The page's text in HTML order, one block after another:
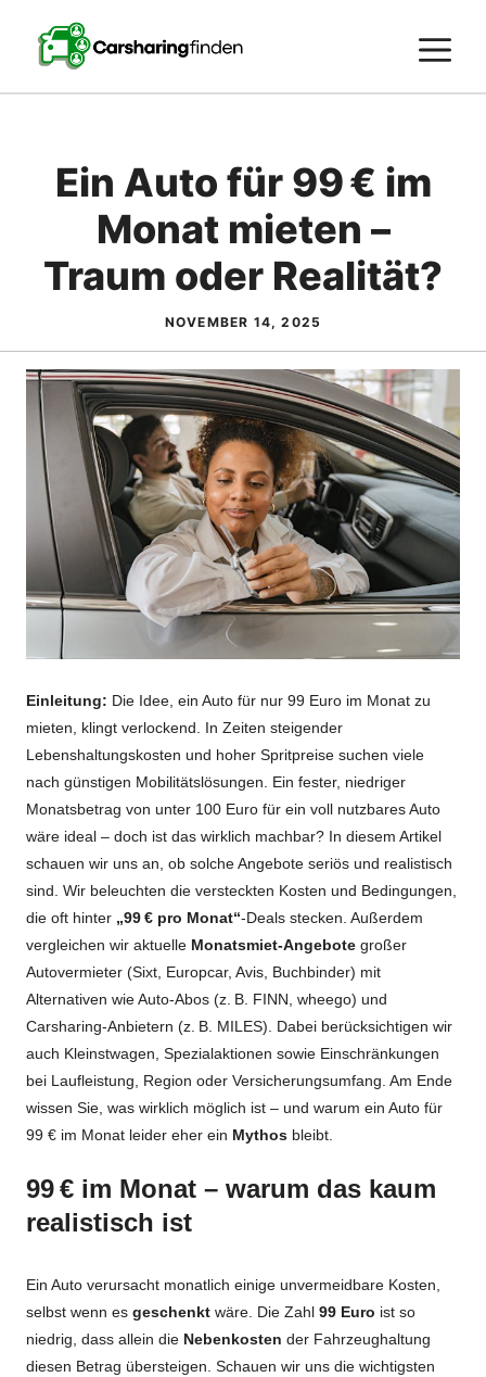
springen
Ein Auto für 99 € im
Monat mieten –
Traum oder Realität?
NOVEMBER 14, 2025
Einleitung: Die Idee, ein Auto für nur 99 Euro im Monat zu
mieten, klingt verlockend. In Zeiten steigender
Lebenshaltungskosten und hoher Spritpreise suchen viele
nach günstigen Mobilitätslösungen. Ein fester, niedriger
Monatsbetrag von unter 100 Euro für ein voll nutzbares Auto
wäre ideal – doch ist das wirklich machbar? In diesem Artikel
schauen wir uns an, ob solche Angebote seriös und realistisch
sind. Wir beleuchten die versteckten Kosten und Bedingungen,
die oft hinter „99 € pro Monat“-Deals stecken. Außerdem
vergleichen wir aktuelle Monatsmiet-Angebote großer
Autovermieter (Sixt, Europcar, Avis, Buchbinder) mit
Alternativen wie Auto-Abos (z. B. FINN, wheego) und
Carsharing-Anbietern (z. B. MILES). Dabei berücksichtigen wir
auch Kleinstwagen, Spezialaktionen sowie Einschränkungen
bei Laufleistung, Region oder Versicherungsumfang. Am Ende
wissen Sie, was wirklich möglich ist – und warum ein Auto für
99 € im Monat leider eher ein Mythos bleibt.
99 € im Monat – warum das kaum
realistisch ist
Ein Auto verursacht monatlich einige unvermeidbare Kosten,
selbst wenn es geschenkt wäre. Die Zahl 99 Euro ist so
niedrig, dass allein die Nebenkosten der Fahrzeughaltung
diesen Betrag übersteigen. Schauen wir uns die wichtigsten